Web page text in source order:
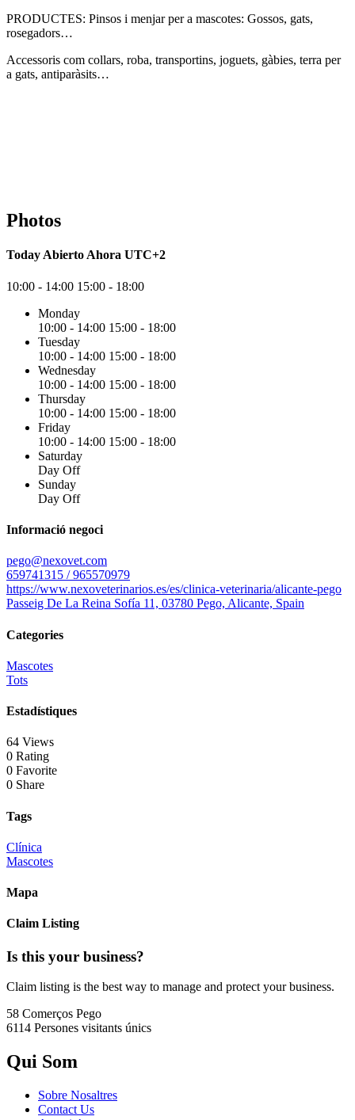
PRODUCTES: Pinsos i menjar per a mascotes: Gossos, gats,
rosegadors…
Accessoris com collars, roba, transportins, joguets, gàbies, terra per
a gats, antiparàsits…
Photos
TodayAbierto Ahora UTC+2
10:00 - 14:00 15:00 - 18:00
Monday
10:00 - 14:00 15:00 - 18:00
Tuesday
10:00 - 14:00 15:00 - 18:00
Wednesday
10:00 - 14:00 15:00 - 18:00
Thursday
10:00 - 14:00 15:00 - 18:00
Friday
10:00 - 14:00 15:00 - 18:00
Saturday
Day Off
Sunday
Day Off
Informació negoci
pego@nexovet.com
659741315 / 965570979
https://www.nexoveterinarios.es/es/clinica-veterinaria/alicante-pego
Passeig De La Reina Sofía 11, 03780 Pego, Alicante, Spain
Categories
Mascotes
Tots
Estadístiques
64 Views
0 Rating
0 Favorite
0 Share
Tags
Clínica
Mascotes
Mapa
Claim Listing
Is this your business?
Claim listing is the best way to manage and protect your business.
58 Comerços Pego
6114 Persones visitants únics
Qui Som
Sobre Nosaltres
Contact Us